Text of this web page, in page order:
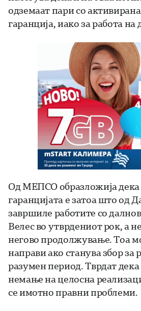
одземаат пари со
гаранција, иако за работа на
Од МЕПСО образложија
гаранцијата е затоа што од
завршиле работите со
Велес во утврдениот рок, а
негово продолжување. Тоа
направи ако станува збор за
разумен период. Тврдат
немање на целосна
се имотно правни проблеми.